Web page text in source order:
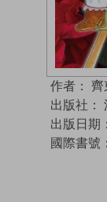
作者： 齊
出版社：
出版日期：
國際書號：